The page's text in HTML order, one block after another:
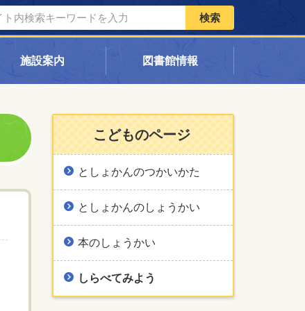
検索
施設案内 図書館情報
こどものページ
としょかんのつかいかた
としょかんのしょうかい
本のしょうかい
しらべてみよう